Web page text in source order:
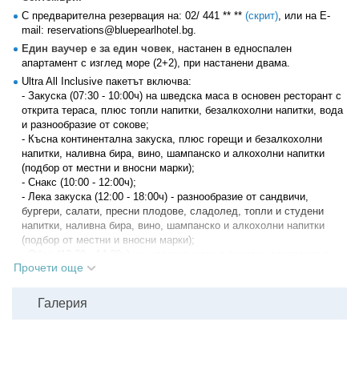
супи, студени разфасовки, бисквити, плодове, сладолед, топли и
студени напитки, наливна бира, вино, шампанско и алкохолни
напитки (подбор от местни и вносни марки);
• Топли напитки, безалкохолни напитки, освежаващи коктейли,
наливна бира, вино, шампанско и алкохолни напитки (10:00 -
23:00ч);
• Дневни дейности за деца от 4 до 12 ненавършени години (6 дни в
седмицата, по 2 пъти на ден) и вечерна мини дискотека (20:00ч);
• Стая за деца от 4 до 12 ненавършени години (6 дни в седмицата,
по 2 пъти на ден, 10:00 - 20:00ч);
• Развлекателни и спортни дейности за възрастни - фитнес, тенис
на маса и дартс;
• Разнообразие от вечерни развлекателни програми (6 пъти
седмично, на специално проектирана зона за забавление на
открито).
С предварителна резервация на: 02/ 441 ** ** (скрит), или на E-
mail: reservations@bluepearlhotel.bg.
Един ваучер е за един човек, настанен в едноспален
апартамент с изглед море (2+2), при настанени двама.
Ultra All Inclusive пакетът включва:
- Закуска (07:30 - 10:00ч) на шведска маса в основен ресторант с
открита тераса, плюс топли напитки, безалкохолни напитки, вода
и разнообразие от сокове;
- Късна континентална закуска, плюс горещи и безалкохолни
напитки, наливна бира, вино, шампанско и алкохолни напитки
(подбор от местни и вносни марки);
- Снакс (10:00 - 12:00ч);
- Лека закуска (12:00 - 18:00ч) - разнообразие от сандвичи,
бургери, салати, пресни плодове, сладолед, топли и студени
напитки, наливна бира, вино, шампанско и алкохолни напитки
(подбор от местни и вносни марки);
открита тераса, плюс вода, сок, безалкохолни напитки, бира,
- Вечеря (18:00 - 21:00ч) на шведска маса в основен ресторант с
открита тераса, плюс вода, сок, безалкохолни напитки, бира,
Прочети още
Галерия